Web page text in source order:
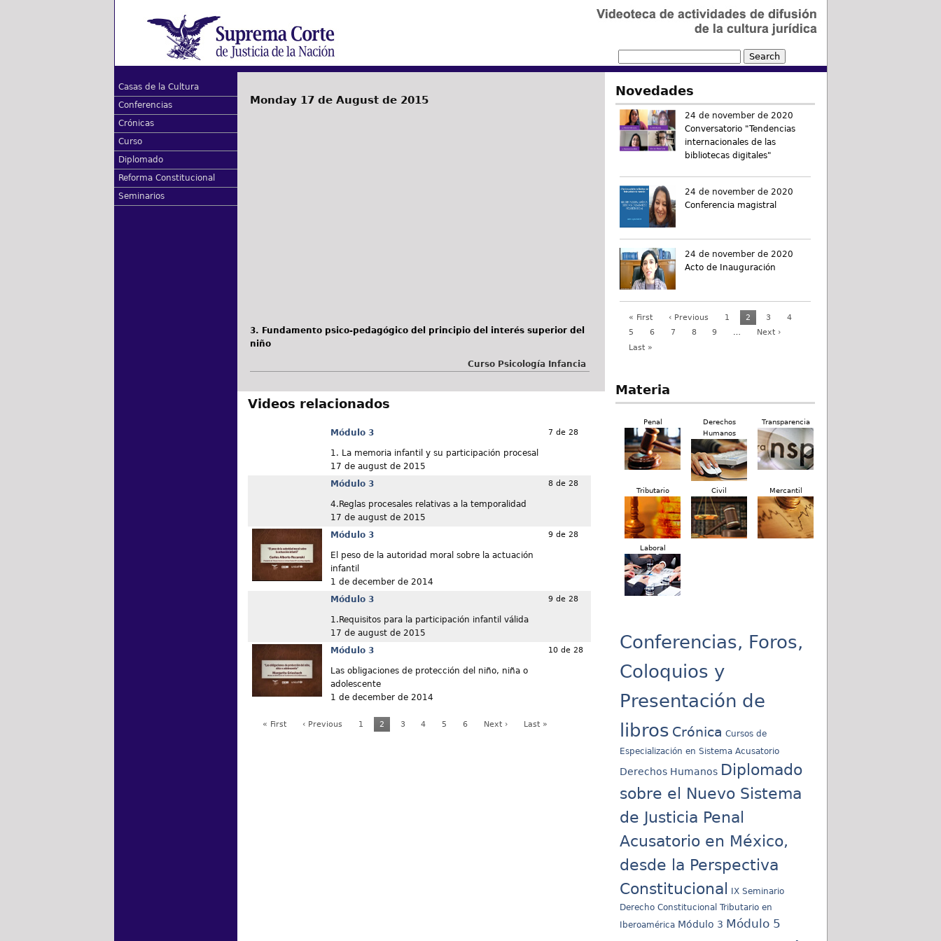
Casas de la Cultura
Conferencias
Crónicas
Curso
Diplomado
Reforma Constitucional
Seminarios
Monday 17 de August de 2015
3. Fundamento psico-pedagógico del principio del interés superior del
niño
Curso Psicología Infancia
Videos relacionados
Módulo 3
1. La memoria infantil y su participación procesal
17 de august de 2015
7 de 28
Módulo 3
4.Reglas procesales relativas a la temporalidad
17 de august de 2015
8 de 28
Módulo 3
El peso de la autoridad moral sobre la actuación
infantil
1 de december de 2014
9 de 28
Módulo 3
1.Requisitos para la participación infantil válida
17 de august de 2015
9 de 28
Módulo 3
Las obligaciones de protección del niño, niña o
adolescente
1 de december de 2014
10 de 28
« First ‹ Previous 1 2 3 4 5 6 Next › Last »
Novedades
24 de november de 2020
Conversatorio "Tendencias
internacionales de las
bibliotecas digitales"
24 de november de 2020
Conferencia magistral
24 de november de 2020
Acto de Inauguración
« First ‹ Previous 1 2 3
4
5
6 7 8 9 …
Next ›
Last »
Materia
Penal
Derechos
Humanos
Transparencia
Tributario Civil Mercantil
Laboral
Conferencias, Foros,
Coloquios y
Presentación de
libros Crónica Cursos de
Especialización en Sistema Acusatorio
Derechos Humanos Diplomado
sobre el Nuevo Sistema
de Justicia Penal
Acusatorio en México,
desde la Perspectiva
Constitucional
IX Seminario
Derecho Constitucional Tributario en
Iberoamérica Módulo 3 Módulo 5